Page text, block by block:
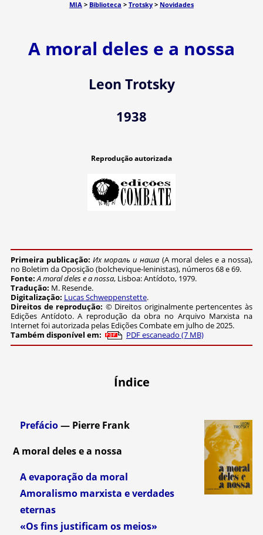
MIA > Biblioteca > Trotsky > Novidades
A moral deles e a nossa
Leon Trotsky
1938
Reprodução autorizada
Primeira publicação: Их мораль и наша (A moral deles e a nossa),
no Boletim da Oposição (bolchevique-leninistas), números 68 e 69.
Fonte: A moral deles e a nossa, Lisboa: Antídoto, 1979.
Tradução: M. Resende.
Digitalização: Lucas Schweppenstette.
Direitos de reprodução: © Direitos originalmente pertencentes às
Edições Antídoto. A reprodução da obra no Arquivo Marxista na
Internet foi autorizada pelas Edições Combate em julho de 2025.
PDF escaneado (7 MB)
Índice
Prefácio— Pierre Frank
A moral deles e a nossa
A evaporação da moral
Amoralismo marxista e verdades
eternas
«Os fins justificam os meios»